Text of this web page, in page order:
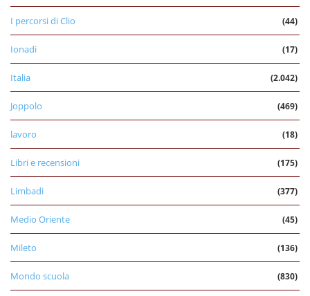
I percorsi di Clio (44)
Ionadi (17)
Italia (2.042)
Joppolo (469)
lavoro (18)
Libri e recensioni (175)
Limbadi (377)
Medio Oriente (45)
Mileto (136)
Mondo scuola (830)